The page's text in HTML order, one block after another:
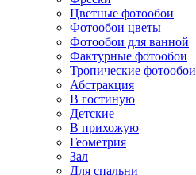
Цветные фотообои
Фотообои цветы
Фотообои для ванной
Фактурные фотообои
Тропические фотообои
Абстракция
В гостиную
Детские
В прихожую
Геометрия
Зал
Для спальни